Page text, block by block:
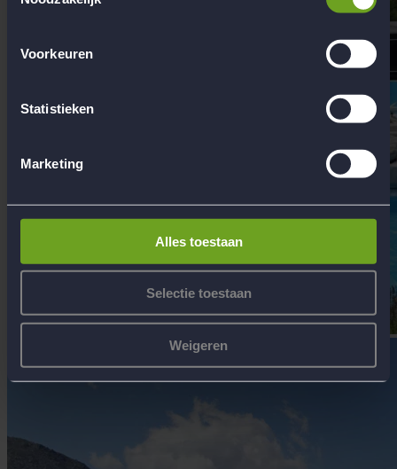
Voorkeuren
Statistieken
Marketing
Alles toestaan
Selectie toestaan
Weigeren